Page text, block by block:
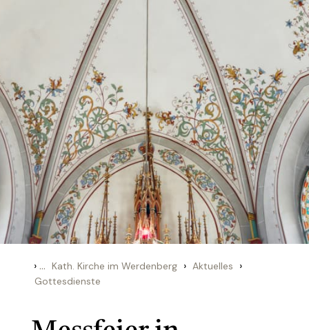
› ... Kath. Kirche im Werdenberg › Aktuelles ›
Gottesdienste